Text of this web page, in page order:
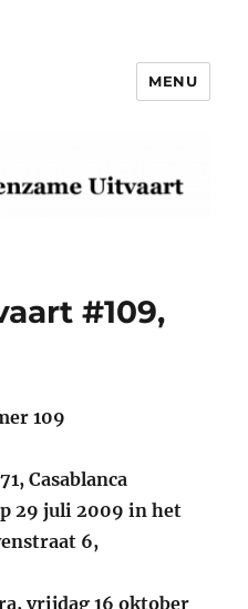
MENU
#109,
109
Casablanca
29 juli 2009 in het
6,
vrijdag 16 oktober